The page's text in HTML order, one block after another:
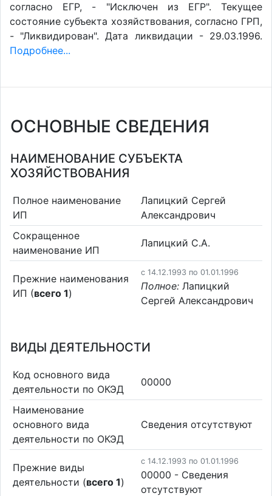
согласно ЕГР, - "Исключен из ЕГР". Текущее
состояние субъекта хозяйствования, согласно ГРП,
- "Ликвидирован". Дата ликвидации - 29.03.1996.
Подробнее...
ОСНОВНЫЕ СВЕДЕНИЯ
НАИМЕНОВАНИЕ СУБЪЕКТА
ХОЗЯЙСТВОВАНИЯ
Полное наименование
ИП
Лапицкий Сергей
Александрович
Сокращенное
наименование ИП
Лапицкий С.А.
Прежние наименования
ИП (всего 1)
c 14.12.1993 по 01.01.1996
Полное: Лапицкий
Сергей Александрович
ВИДЫ ДЕЯТЕЛЬНОСТИ
Код основного вида
деятельности по ОКЭД
00000
Наименование
основного вида
деятельности по ОКЭД
Cведения отсутствуют
Прежние виды
деятельности (всего 1)
c 14.12.1993 по 01.01.1996
00000 - Cведения
отсутствуют